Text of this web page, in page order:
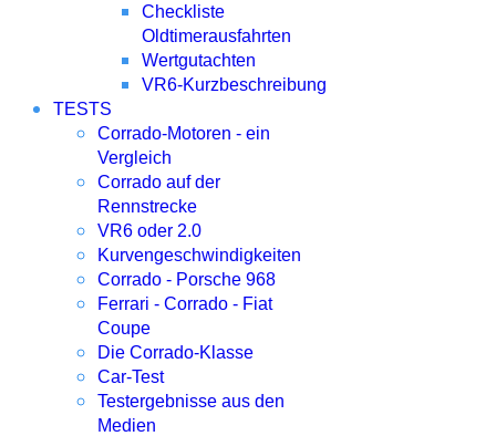
Checkliste
Oldtimerausfahrten
Wertgutachten
VR6-Kurzbeschreibung
TESTS
Corrado-Motoren - ein
Vergleich
Corrado auf der
Rennstrecke
VR6 oder 2.0
Kurvengeschwindigkeiten
Corrado - Porsche 968
Ferrari - Corrado - Fiat
Coupe
Die Corrado-Klasse
Car-Test
Testergebnisse aus den
Medien